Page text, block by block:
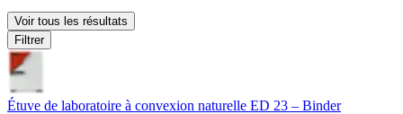
Voir tous les résultats
Filtrer
Étuve de laboratoire à convexion naturelle ED 23 – Binder